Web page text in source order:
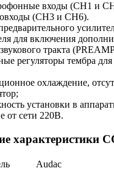
входы (CH1 и
(CH3 и CH6).
для включения
тракта
регуляторы тембра
охлаждение,
установки в
от сети 220В.
характеристики
Audac